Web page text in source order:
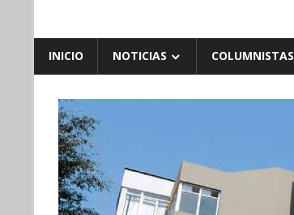
INICIO NOTICIAS COLUMNISTAS